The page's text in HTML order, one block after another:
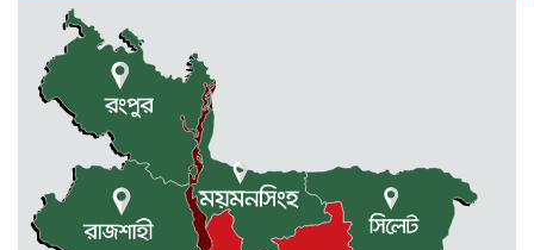
মেলান্দহে ব্র্যাকের স্বাস্থ্য ক্যাম্প পরিদর্শনে
ইউএনও
জুলাই গণঅভ্যুত্থান দিবস উপলক্ষে
কলমাকান্দায় আলোচনা সভা ও সংবর্ধনা
অনুষ্ঠিত